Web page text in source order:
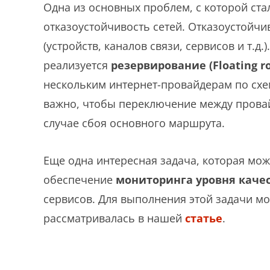
Одна из основных проблем, с которой
отказоустойчивость сетей.
(устройств, каналов связи, сервисов и
реализуется резервирование (Floating
нескольким интернет-провайдерам по
важно, чтобы переключение между
случае сбоя основного маршрута.
Еще одна интересная задача, которая
обеспечение мониторинга уровня
сервисов. Для выполнения этой задачи
рассматривалась в нашей статье.